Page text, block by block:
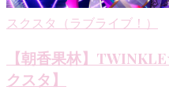
スクスタ（ラブライブ！）
【朝香果林】
クスタ】